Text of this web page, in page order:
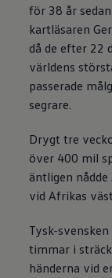
för 38 år
kartläsaren
då de efter 22
världens
passerade
segrare.
Drygt tre
över 400 mil
äntligen
vid Afrikas
Tysk-
timmar i
händerna vid